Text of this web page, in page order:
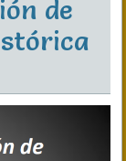
de